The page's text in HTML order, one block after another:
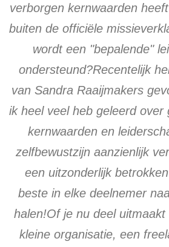
verborgen kernwaarden
buiten de officiële
wordt een "bepalende"
ondersteund?Recentelijk
van Sandra Raaijmakers
ik heel veel heb geleerd over
kernwaarden en
zelfbewustzijn aanzienlijk
een uitzonderlijk
beste in elke deelnemer
halen!Of je nu deel
kleine organisatie, een